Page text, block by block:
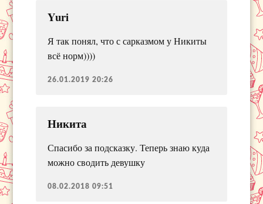
Yuri
Я так понял, что с сарказмом у Никиты
всё норм))))
26.01.2019 20:26
Никита
Спасибо за подсказку. Теперь знаю куда
можно сводить девушку
08.02.2018 09:51